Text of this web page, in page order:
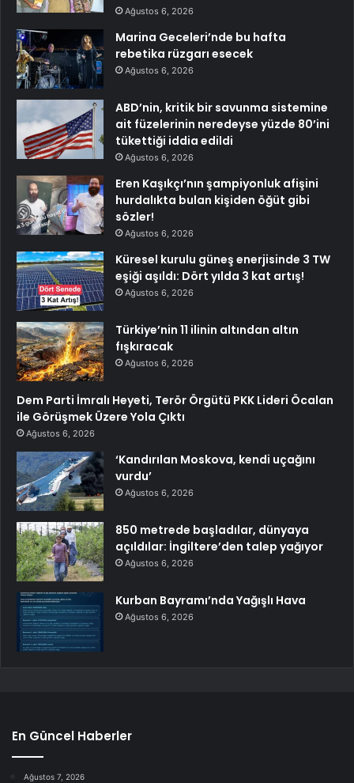
Ağustos 6, 2026
Marina Geceleri’nde bu hafta
rebetika rüzgarı esecek
Ağustos 6, 2026
ABD’nin, kritik bir savunma sistemine
ait füzelerinin neredeyse yüzde 80’ini
tükettiği iddia edildi
Ağustos 6, 2026
Eren Kaşıkçı’nın şampiyonluk afişini
hurdalıkta bulan kişiden öğüt gibi
sözler!
Ağustos 6, 2026
Küresel kurulu güneş enerjisinde 3 TW
eşiği aşıldı: Dört yılda 3 kat artış!
Ağustos 6, 2026
Türkiye’nin 11 ilinin altından altın
fışkıracak
Ağustos 6, 2026
Dem Parti İmralı Heyeti, Terör Örgütü PKK Lideri Öcalan
ile Görüşmek Üzere Yola Çıktı
Ağustos 6, 2026
‘Kandırılan Moskova, kendi uçağını
vurdu’
Ağustos 6, 2026
850 metrede başladılar, dünyaya
açıldılar: İngiltere’den talep yağıyor
Ağustos 6, 2026
Kurban Bayramı’nda Yağışlı Hava
Ağustos 6, 2026
En Güncel Haberler
Ağustos 7, 2026